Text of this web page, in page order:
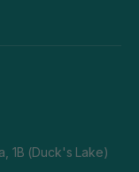
1В (Duck's Lake)